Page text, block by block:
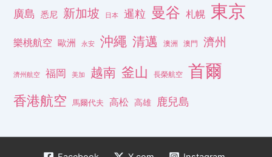
廣島 悉尼 新加坡 日本 暹粒 曼谷 札幌 東京
樂桃航空 歐洲 永安 沖繩 清邁 澳洲 澳門 濟州
濟州航空 福岡 美加 越南 釜山 長榮航空 首爾
香港航空 馬爾代夫 高松 高雄 鹿兒島